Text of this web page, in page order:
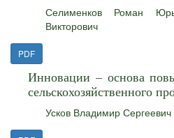
Селименков Роман
Викторович
PDF
Инновации – основа
сельскохозяйственного
Усков Владимир Сергеевич